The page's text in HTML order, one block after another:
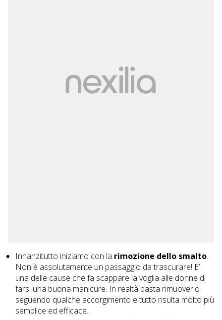
Innanzitutto iniziamo con la rimozione dello smalto.
Non è assolutamente un passaggio da trascurare! E’
una delle cause che fa scappare la voglia alle donne di
farsi una buona manicure. In realtà basta rimuoverlo
seguendo qualche accorgimento e tutto risulta molto più
semplice ed efficace.